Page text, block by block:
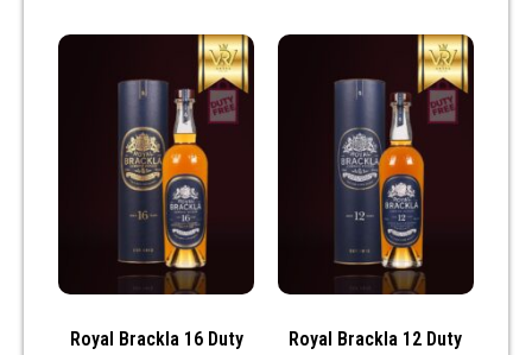
Royal Brackla 16 Duty
Royal Brackla 12 Duty